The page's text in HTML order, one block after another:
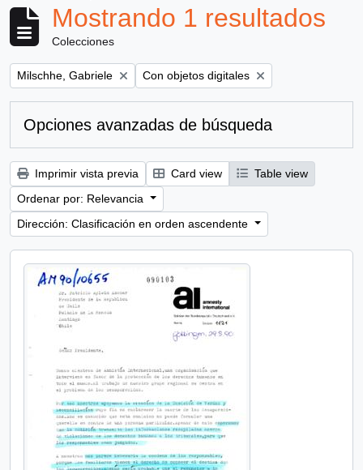
Mostrando 1 resultados
Colecciones
Remove filter:
Milschhe, Gabriele Remove filter:
Con objetos digitales
Opciones avanzadas de búsqueda
Imprimir vista previa Card view
Table view
Ordenar por: Relevancia
Dirección: Clasificación en orden ascendente